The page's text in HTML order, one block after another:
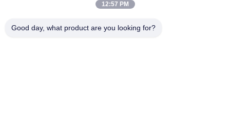
ทัวร์โรงงาน
12:57 PM
Good day, what product are you looking for?